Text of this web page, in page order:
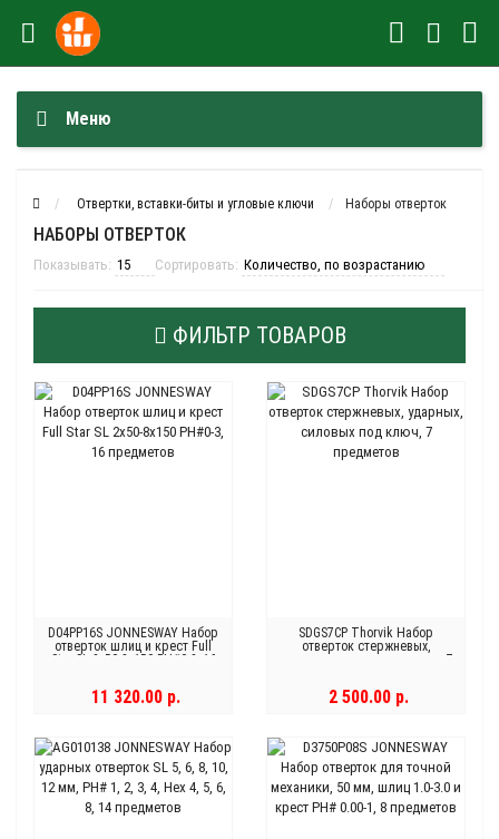
Меню
Отвертки, вставки-биты и угловые ключи Наборы отверток
НАБОРЫ ОТВЕРТОК
Показывать: Сортировать:
ФИЛЬТР ТОВАРОВ
D04PP16S JONNESWAY Набор
отверток шлиц и крест Full
Star SL 2х50-8х150 PH#0-3, 16
11 320.00 р.
SDGS7CP Thorvik Набор
отверток стержневых,
ударных, силовых под ключ, 7
2 500.00 р.